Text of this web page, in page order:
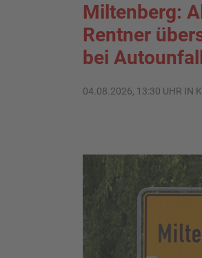
Miltenberg:
Rentner
bei Autounfall
04.08.2026, 13:30 UHR IN